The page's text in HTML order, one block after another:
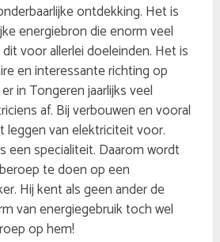
ontdekking. Het is
energiebron die enorm veel
voor allerlei doeleinden. Het is
en interessante richting op
in Tongeren jaarlijks veel
af. Bij verbouwen en vooral
van elektriciteit voor.
een specialiteit. Daarom wordt
te doen op een
Hij kent als geen ander de
van energiegebruik toch wel
op hem!